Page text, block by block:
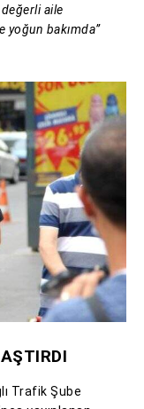
aile
yoğun bakımda”
Trafik Şube